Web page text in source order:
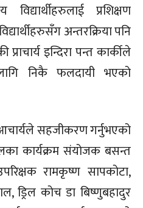
प्रशिक्षण
अन्तरक्रिया पनि
इन्दिरा पन्त कार्कीले
लागि निकै फलदायी भएको
आचार्यले सहजीकरण गर्नुभएको
कार्यक्रम संयोजक बसन्त
रामकृष्ण सापकोटा,
ड्रिल कोच डा बिष्णुबहादुर